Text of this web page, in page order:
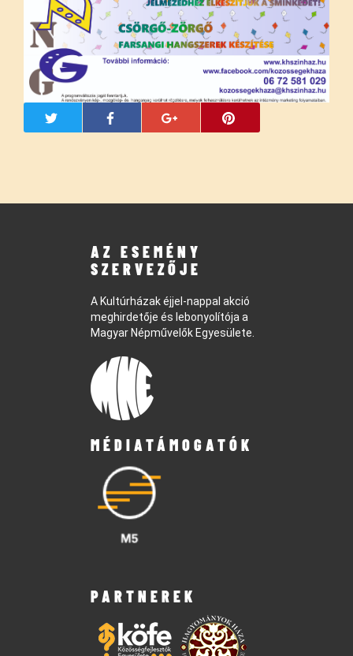
AZ ESEMÉNY
SZERVEZŐJE
A Kultúrházak éjjel-nappal akció
meghirdetője és lebonyolítója a
Magyar Népművelők Egyesülete.
MÉDIATÁMOGATÓK
PARTNEREK